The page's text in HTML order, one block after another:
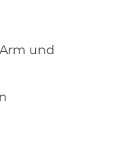
und